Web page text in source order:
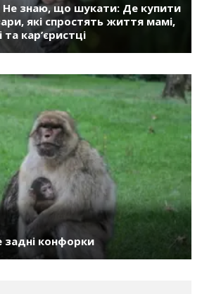
Не знаю, що шукати: Де купити
які спростять життя мамі,
кар’єристці
задні конфорки